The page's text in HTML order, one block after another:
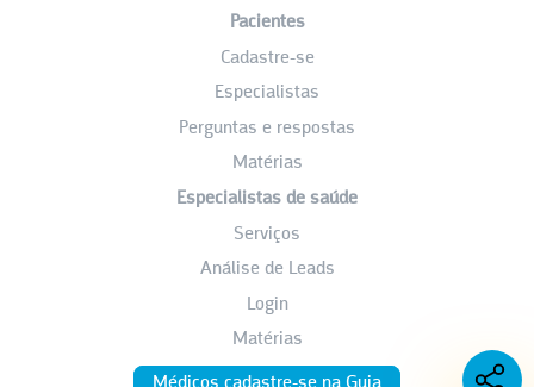
Pacientes
Cadastre-se
Especialistas
Perguntas e respostas
Matérias
Especialistas de saúde
Serviços
Análise de Leads
Login
Matérias